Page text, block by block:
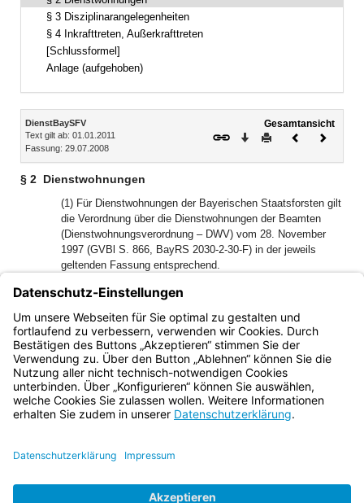
§ 3 Disziplinarangelegenheiten
§ 4 Inkrafttreten, Außerkrafttreten
[Schlussformel]
Anlage (aufgehoben)
Inhalt
DienstBaySFV
Text gilt ab: 01.01.2011
Fassung: 29.07.2008
Gesamtansicht
Download
DruckenVorheriges
§ 2 Dienstwohnungen
(1) Für Dienstwohnungen der Bayerischen Staatsforsten gilt
die Verordnung über die Dienstwohnungen der Beamten
(Dienstwohnungsverordnung – DWV) vom 28. November
1997 (GVBl S. 866, BayRS 2030-2-30-F) in der jeweils
geltenden Fassung entsprechend.
(2) Die Aufsicht über Dienstwohnungen führt der Vorstand
oder die von ihm ermächtigte Stelle.
Festsetzung der Sachbezüge gegenüber den
Dienstwohnungsinhabern entsprechend.
Bayern.de
BayernPortal
Impressum